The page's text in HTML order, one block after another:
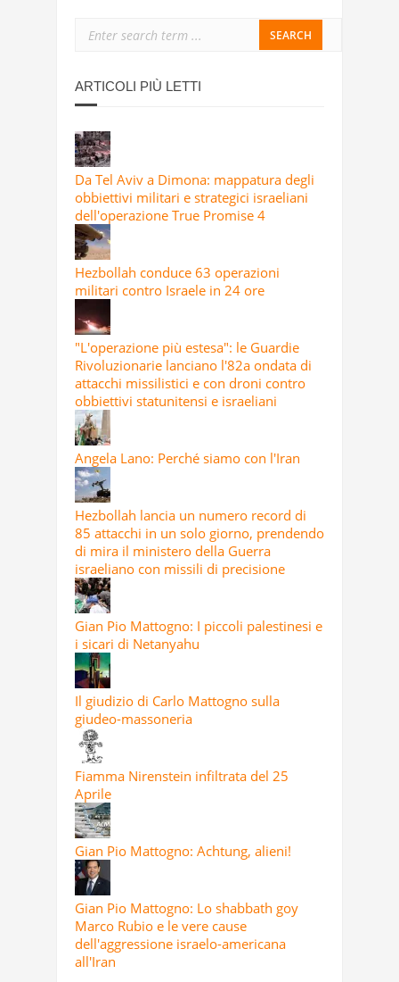
ARTICOLI PIÙ LETTI
Da Tel Aviv a Dimona: mappatura degli
obbiettivi militari e strategici israeliani
dell'operazione True Promise 4
Hezbollah conduce 63 operazioni
militari contro Israele in 24 ore
"L'operazione più estesa": le Guardie
Rivoluzionarie lanciano l'82a ondata di
attacchi missilistici e con droni contro
obbiettivi statunitensi e israeliani
Angela Lano: Perché siamo con l'Iran
Hezbollah lancia un numero record di
85 attacchi in un solo giorno, prendendo
di mira il ministero della Guerra
israeliano con missili di precisione
Gian Pio Mattogno: I piccoli palestinesi e
i sicari di Netanyahu
Il giudizio di Carlo Mattogno sulla
giudeo-massoneria
Fiamma Nirenstein infiltrata del 25
Aprile
Gian Pio Mattogno: Achtung, alieni!
Gian Pio Mattogno: Lo shabbath goy
Marco Rubio e le vere cause
dell'aggressione israelo-americana
all'Iran